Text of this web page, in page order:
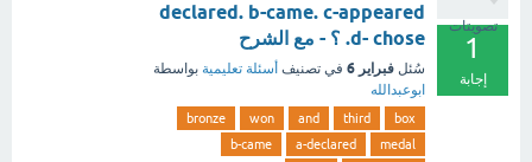
تصويتات
1
إجابة
declared. b-came. c-appeared
.d- chose ؟ - مع الشرح
سُئل فبراير 6 في تصنيف أسئلة تعليمية بواسطة
ابوعبدالله
box
third
and
won
bronze
medal
a-declared
b-came